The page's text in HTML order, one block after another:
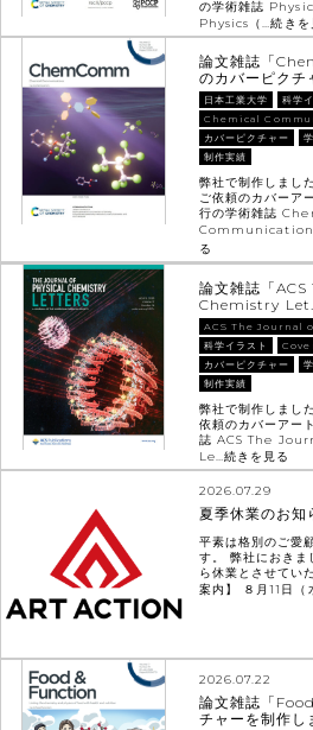
の学術雑誌
Physics（…続きを
論文雑誌「
のカバーピクチ
日本工業大学 科学
Chemical
カバーピクチャー
制作実績
弊社で制作しまし
ご依頼のカバーア
行の学術雑誌
る
論文雑誌「
Chemistry Let…
ACS The
科学イラスト
カバーピクチャー
制作実績
弊社で制作しまし
依頼のカバーアー
誌 ACS The
Le…続きを見る
2026.07.29
夏季休業のお知
平素は格別のご愛
す。 弊社におきま
ら休業とさせてい
案内】 ８月11日（
2026.07.22
論文雑誌「
チャーを制作し